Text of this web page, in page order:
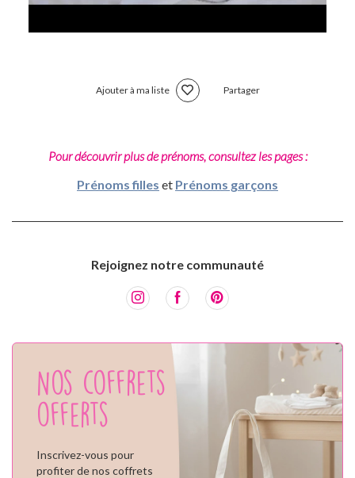
Ajouter à ma liste Partager
Pour découvrir plus de prénoms, consultez les pages :
Prénoms filles et Prénoms garçons
Rejoignez notre communauté
Nos coffrets
offerts
Inscrivez-vous pour
profiter de nos coffrets